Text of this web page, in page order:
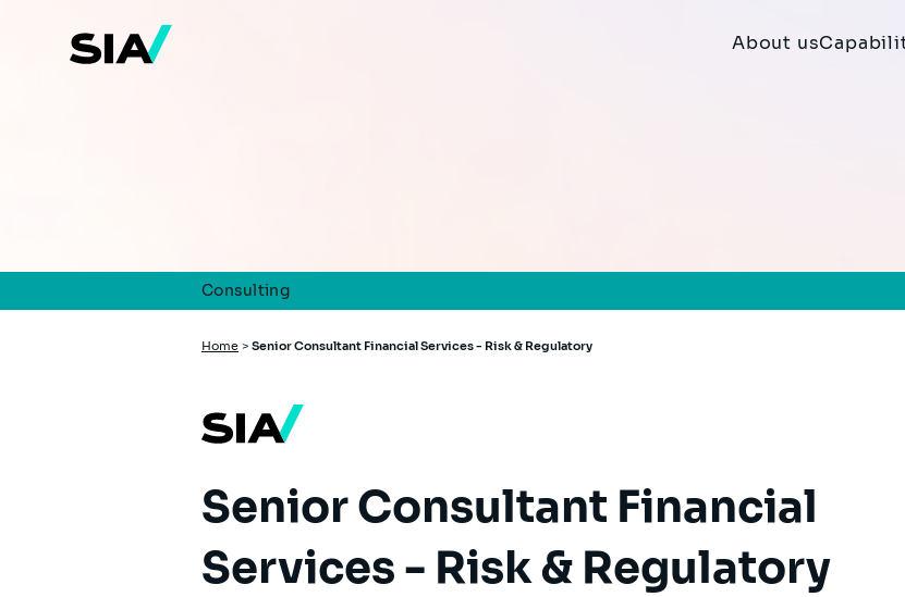
About us
Consulting
Breadcrumb
Home > Senior Consultant Financial Services - Risk & Regulatory
Senior Consultant Financial
Services - Risk & Regulatory